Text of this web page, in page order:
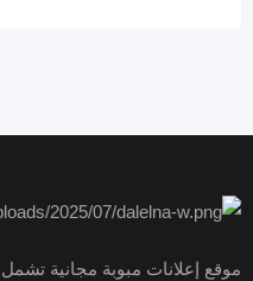
موقع إعلانات مبوبة مجانية